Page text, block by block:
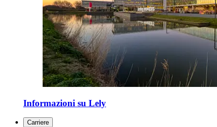
Informazioni su Lely
Carriere